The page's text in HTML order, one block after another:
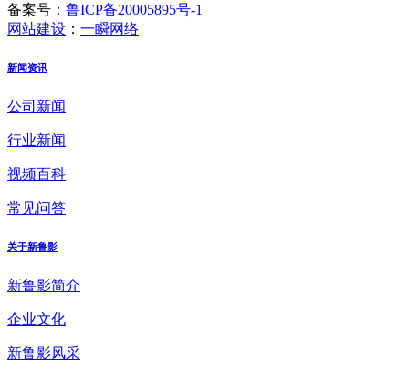
备案号： 鲁ICP备20005895号-1
网站建设 ： 一瞬网络
新闻资讯
公司新闻
行业新闻
视频百科
常见问答
关于新鲁影
新鲁影简介
企业文化
新鲁影风采